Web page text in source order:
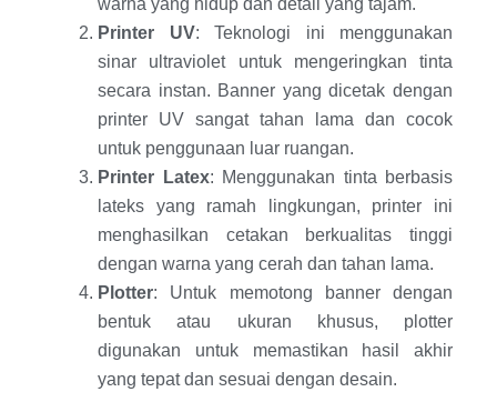
Printer UV: Teknologi ini menggunakan
sinar ultraviolet untuk mengeringkan tinta
secara instan. Banner yang dicetak dengan
printer UV sangat tahan lama dan cocok
untuk penggunaan luar ruangan.
Printer Latex: Menggunakan tinta berbasis
lateks yang ramah lingkungan, printer ini
menghasilkan cetakan berkualitas tinggi
dengan warna yang cerah dan tahan lama.
Plotter: Untuk memotong banner dengan
bentuk atau ukuran khusus, plotter
digunakan untuk memastikan hasil akhir
yang tepat dan sesuai dengan desain.